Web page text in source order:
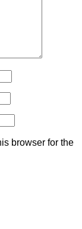
browser for the